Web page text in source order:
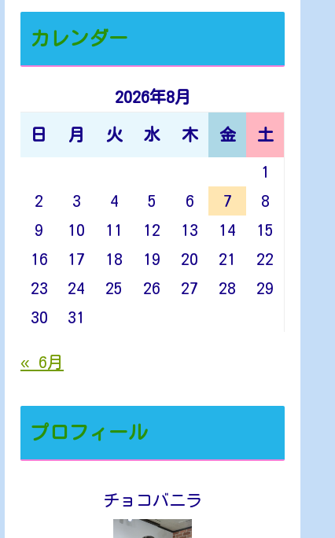
カレンダー
2026年8月
日 月 火 水 木 金 土
1
2
3 4 5 6 7
8
9
10 11 12 13 14
15
16
17 18 19 20 21
22
23
24 25 26 27 28
29
30
31
« 6月
プロフィール
チョコバニラ